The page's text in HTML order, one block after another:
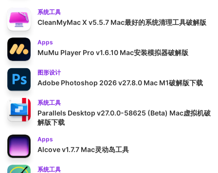
系统工具
CleanMyMac X v5.5.7 Mac最好的系统清理工具破解版
Apps
MuMu Player Pro v1.6.10 Mac安装模拟器破解版
图形设计
Adobe Photoshop 2026 v27.8.0 Mac M1破解版下载
系统工具
Parallels Desktop v27.0.0-58625 (Beta) Mac虚拟机破
解版下载
Apps
Alcove v1.7.7 Mac灵动岛工具
系统工具